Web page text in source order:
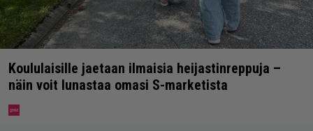
Koululaisille jaetaan ilmaisia heijastinreppuja –
näin voit lunastaa omasi S-marketista